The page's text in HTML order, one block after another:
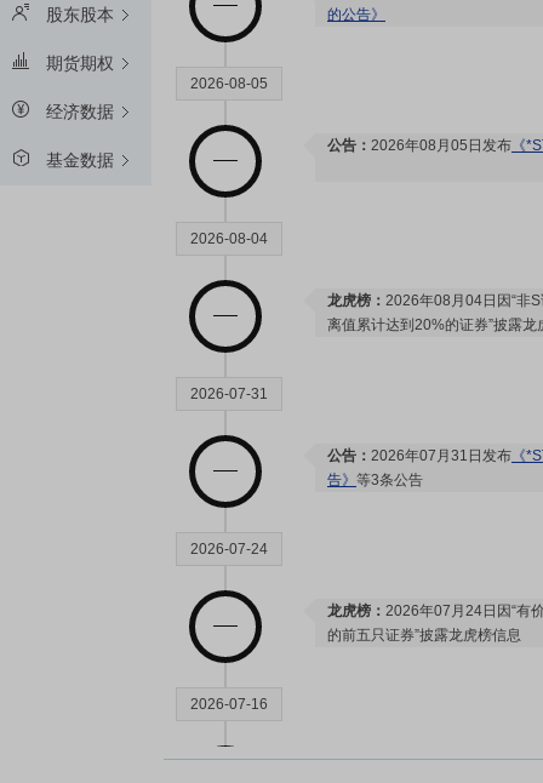
股东股本
期货期权
经济数据
基金数据
的公告》
2026-08-05
公告： 2026年08月05日发布 《
2026-08-04
龙虎榜： 2026年08月04日因“非
离值累计达到20%的证券”披露龙
2026-07-31
公告： 2026年07月31日发布 《
告》 等3条公告
2026-07-24
龙虎榜： 2026年07月24日因“有
的前五只证券”披露龙虎榜信息
2026-07-16